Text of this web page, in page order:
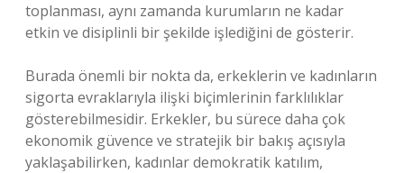
toplanması, aynı zamanda kurumların ne kadar
etkin ve disiplinli bir şekilde işlediğini de gösterir.
Burada önemli bir nokta da, erkeklerin ve kadınların
sigorta evraklarıyla ilişki biçimlerinin farklılıklar
gösterebilmesidir. Erkekler, bu sürece daha çok
ekonomik güvence ve stratejik bir bakış açısıyla
yaklaşabilirken, kadınlar demokratik katılım,